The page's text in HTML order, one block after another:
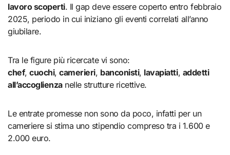
lavoro scoperti. Il gap deve essere coperto entro febbraio
2025, periodo in cui iniziano gli eventi correlati all’anno
giubilare.
Tra le figure più ricercate vi sono:
chef,cuochi,camerieri, banconisti, lavapiatti, addetti
all’accoglienzanelle strutture ricettive.
Le entrate promesse non sono da poco, infatti per un
cameriere si stima uno stipendio compreso tra i 1.600 e
2.000 euro.